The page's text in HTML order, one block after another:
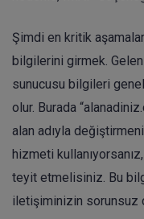
Şimdi en kritik
bilgilerini girmek.
sunucusu bilgileri
olur. Burada
alan adıyla
hizmeti
teyit etmelisiniz. Bu
iletişiminizin sorunsuz